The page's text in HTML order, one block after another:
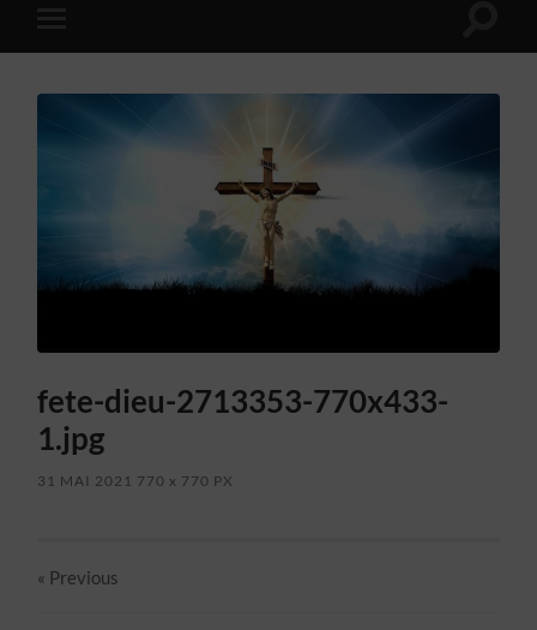
mobile
fete-dieu-2713353-770x433-
1.jpg
31 MAI 2021 770 x 770 PX
« Previous